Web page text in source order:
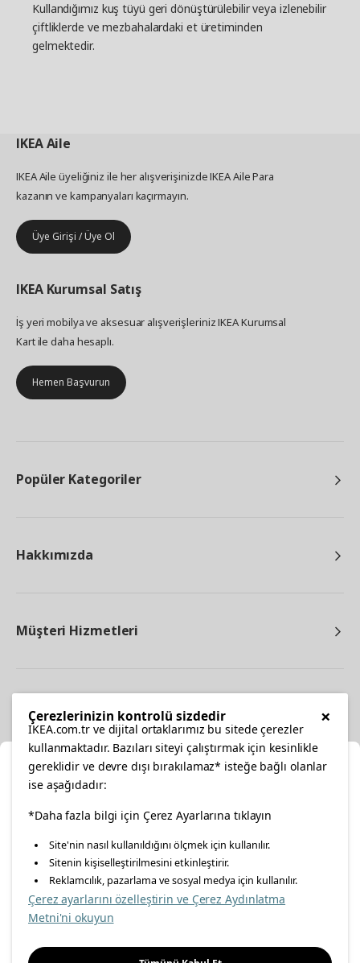
Kullandığımız kuş tüyü geri dönüştürülebilir veya izlenebilir
çiftliklerde ve mezbahalardaki et üretiminden
gelmektedir.
IKEAAile
IKEA Aile üyeliğiniz ile her alışverişinizde IKEA Aile Para
kazanın ve kampanyaları kaçırmayın.
Üye Girişi / Üye Ol
IKEA Kurumsal Satış
İş yeri mobilya ve aksesuar alışverişleriniz IKEA Kurumsal
Kart ile daha hesaplı.
Hemen Başvurun
Popüler Kategoriler
Hakkımızda
Müşteri Hizmetleri
facebooktwitterinstagrampinterestyoutube
linkedin
Enerji Politikası Bilgi Güvenliği Politikası
Gıda Güvenliği Politikası
Konumunuzu Seçin
İnternetten vereceğiniz siparişlerinizde size özel hizmet ve
içerikleri görebilmek için lütfen konumuzu seçin.
İl seçiniz
Seçiniz
×
Çerezlerinizin kontrolü sizdedir
IKEA.com.tr ve dijital ortaklarımız bu sitede çerezler
kullanmaktadır. Bazıları siteyi çalıştırmak için kesinlikle
gereklidir ve devre dışı bırakılamaz* isteğe bağlı olanlar
ise aşağıdadır:
*Daha fazla bilgi için Çerez Ayarlarına tıklayın
Site'nin nasıl kullanıldığını ölçmek için kullanılır.
Sitenin kişiselleştirilmesini etkinleştirir.
Reklamcılık, pazarlama ve sosyal medya için kullanılır.
Çerez ayarlarını özelleştirin ve Çerez Aydınlatma
Metni'ni okuyun